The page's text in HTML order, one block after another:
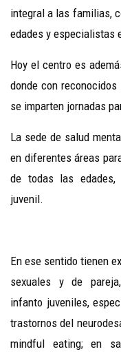
integral a las familias,
edades y especialistas
Hoy el centro es
donde con
se imparten jornadas
La sede de salud
en diferentes áreas
de todas las
juvenil.
En ese sentido tienen
sexuales y de
infanto juveniles,
trastornos del
mindful eating; en